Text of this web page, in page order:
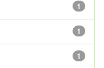
1
1
1